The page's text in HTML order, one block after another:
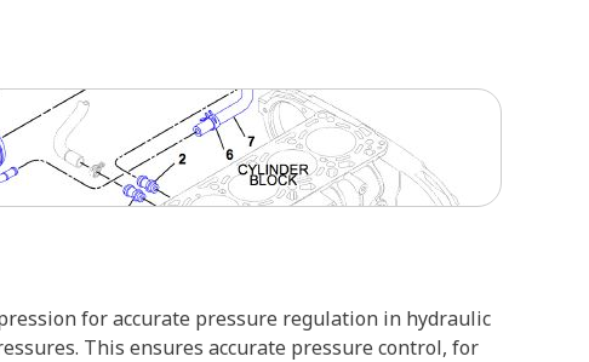
for accurate pressure regulation in hydraulic
This ensures accurate pressure control, for